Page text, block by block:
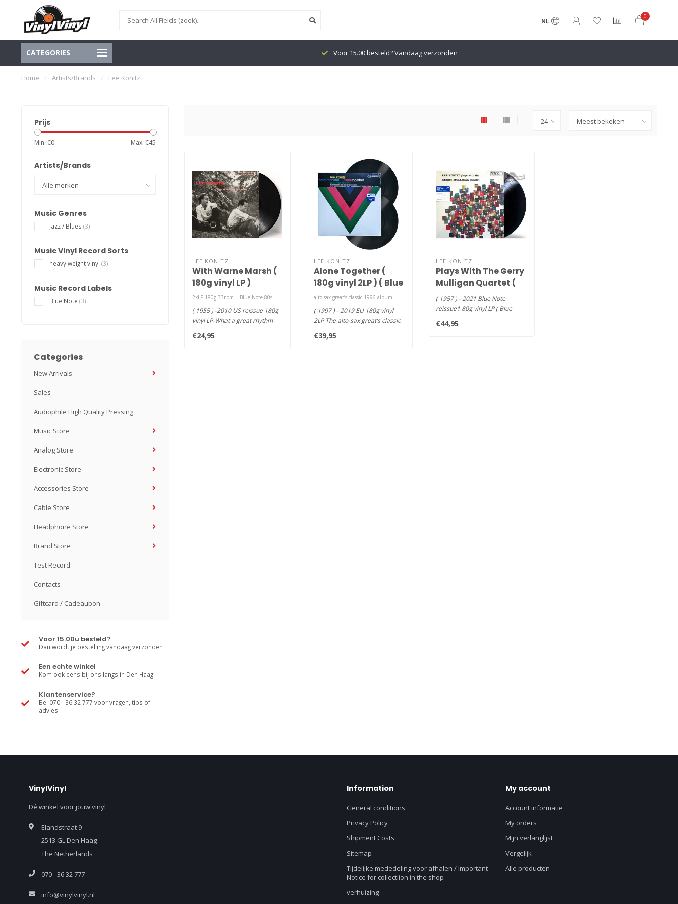
NL
0
CATEGORIES Voor 15.00 besteld? Vandaag verzonden
Home / Artists/Brands / Lee Konitz
Prijs
Min: €0 Max: €45
Artists/Brands
Music Genres
Jazz / Blues (3)
Music Vinyl Record Sorts
heavy weight vinyl (3)
Music Record Labels
Blue Note (3)
Categories
New Arrivals
Sales
Audiophile High Quality Pressing
Music Store
Analog Store
Electronic Store
Accessories Store
Cable Store
Headphone Store
Brand Store
Test Record
Contacts
Giftcard / Cadeaubon
Voor 15.00u besteld?
Dan wordt je bestelling vandaag verzonden
Een echte winkel
Kom ook eens bij ons langs in Den Haag
Klantenservice?
Bel 070 - 36 32 777 voor vragen, tips of
advies
LEE KONITZ
With Warne Marsh (
180g vinyl LP )
2xLP 180g 33rpm = Blue Note 80s =
( 1955 ) -2010 US reissue 180g
vinyl LP-What a great rhythm
€24,95
LEE KONITZ
Alone Together (
180g vinyl 2LP ) ( Blue
Note 80th Anni)
alto-sax great’s classic 1996 album
( 1997 ) - 2019 EU 180g vinyl
2LP The alto-sax great’s classic
€39,95
LEE KONITZ
Plays With The Gerry
Mulligan Quartet (
HQ vinyl LP ) (Blue
Note Tone Poet
( 1957 ) - 2021 Blue Note
reissue1 80g vinyl LP ( Blue
€44,95
VinylVinyl
Dé winkel voor jouw vinyl
Elandstraat 9
2513 GL Den Haag
The Netherlands
070 - 36 32 777
info@vinylvinyl.nl
Information
General conditions
Privacy Policy
Shipment Costs
Sitemap
Tijdelijke mededeling voor afhalen / Important
Notice for collectiion in the shop
verhuizing
My account
Account informatie
My orders
Mijn verlanglijst
Vergelijk
Alle producten